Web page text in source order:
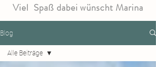
Viel Spaß dabei wünscht Marina
Blog
Alle Beiträge